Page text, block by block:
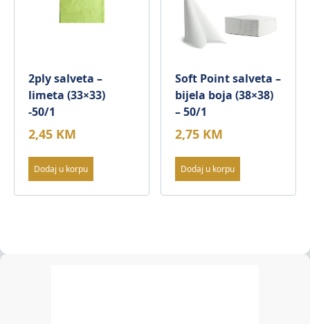
2ply salveta –
limeta (33×33)
-50/1
2,45 KM
Dodaj u korpu
Soft Point salveta –
bijela boja (38×38)
– 50/1
2,75 KM
Dodaj u korpu